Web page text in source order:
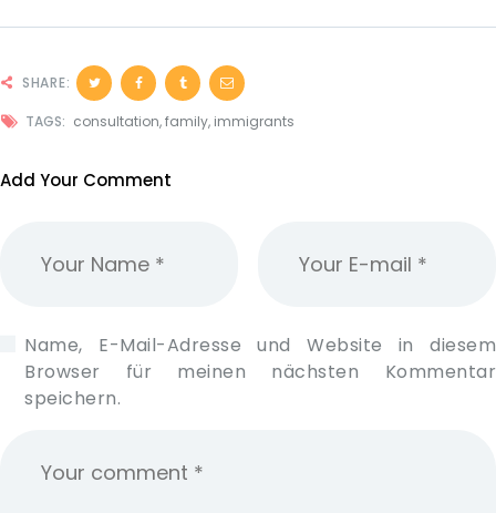
SHARE:
TAGS: consultation,family, immigrants
Add Your Comment
Name, E-Mail-Adresse und Website in diesem
Browser für meinen nächsten Kommentar
speichern.